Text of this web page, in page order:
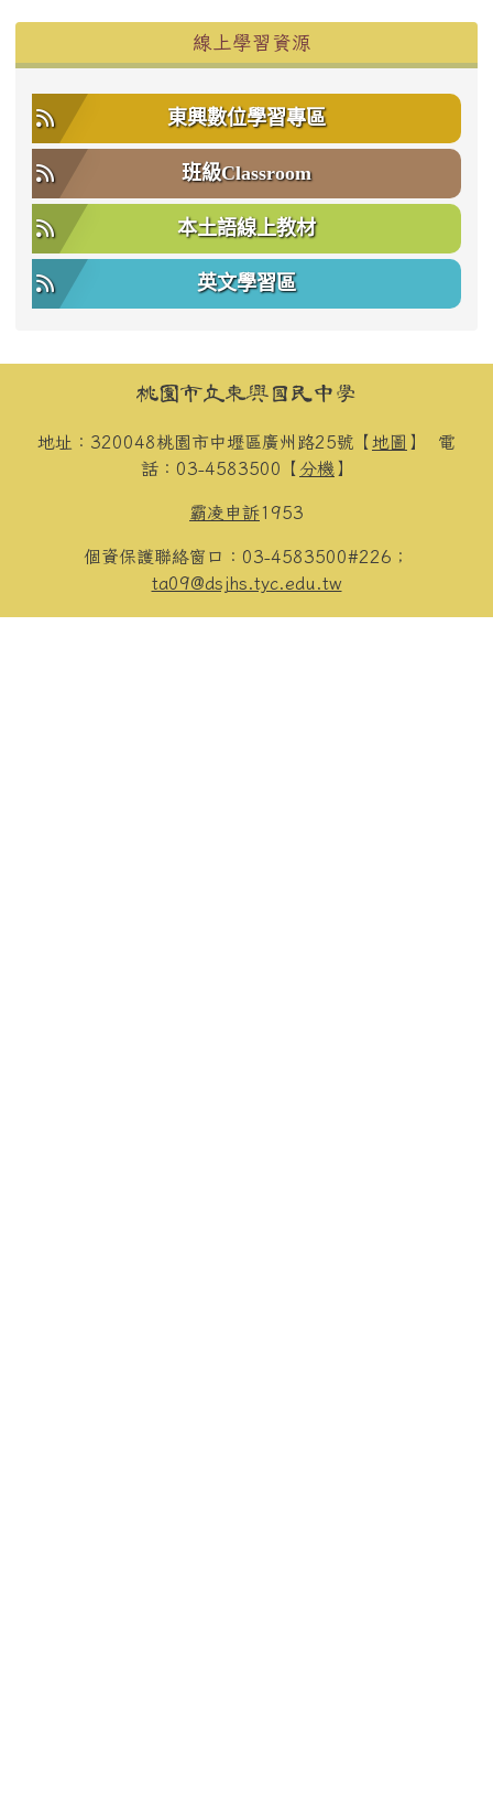
線上學習資源
東興數位學習專區
班級Classroom
本土語線上教材
英文學習區
頁尾區域內容桃園市立東興國民中學
地址：320048桃園市中壢區廣州路25號【 地圖 】 電
話：03-4583500【 分機 】
霸凌申訴1953
個資保護聯絡窗口：03-4583500#226；
ta09@dsjhs.tyc.edu.tw